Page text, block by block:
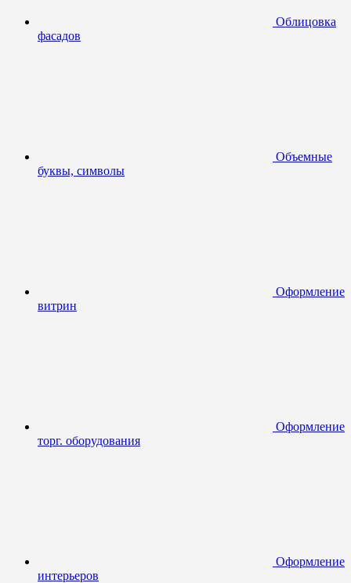
Облицовка
фасадов
Объемные
буквы, символы
Оформление
витрин
Оформление
торг. оборудования
Оформление
интерьеров